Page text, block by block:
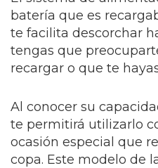
batería que es
te facilita descorchar
tengas que
recargar o que te
Al conocer su
te permitirá utilizarlo
ocasión especial que
copa. Este modelo de